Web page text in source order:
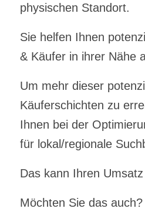
physischen Standort.
Sie helfen Ihnen
& Käufer in ihrer Nähe
Um mehr dieser
Käuferschichten zu
Ihnen bei der
für lokal/regionale
Das kann Ihren
Möchten Sie das auch?